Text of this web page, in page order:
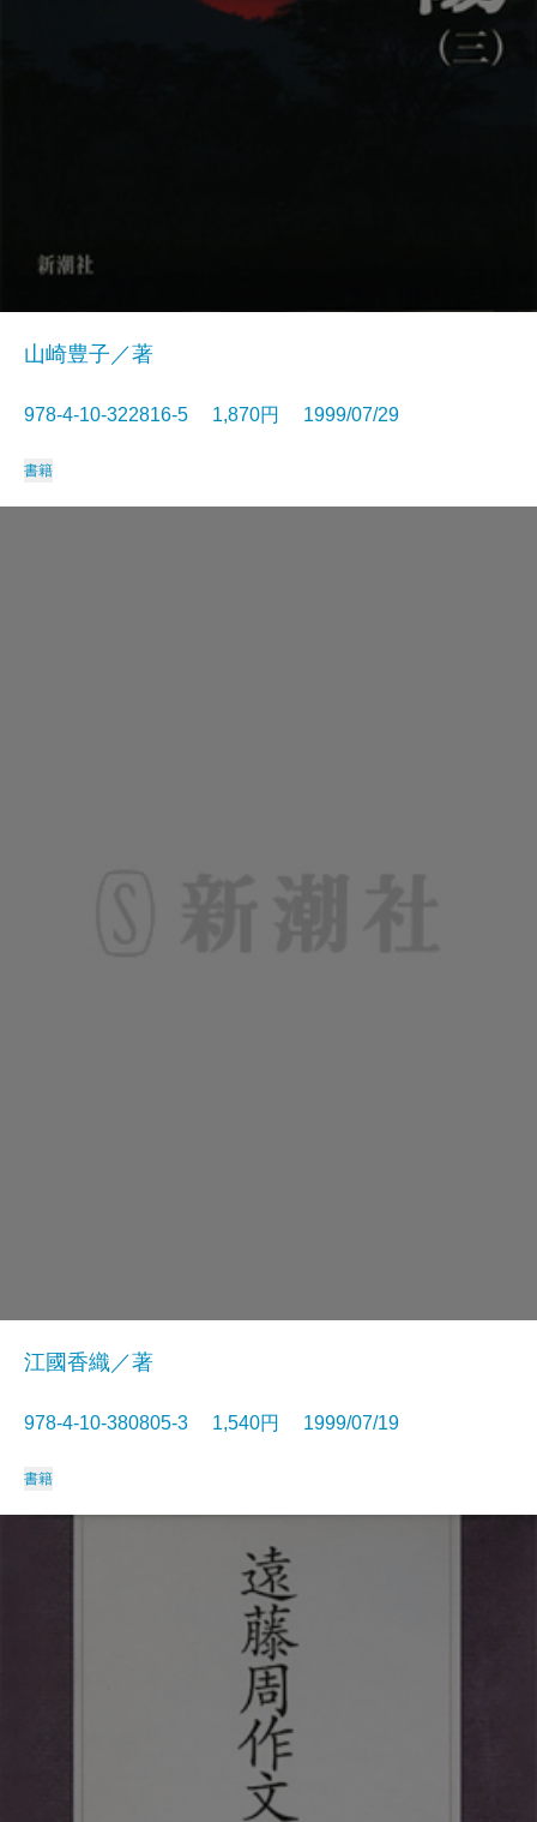
山崎豊子／著
978-4-10-322816-5 1,870円 1999/07/29
書籍
江國香織／著
978-4-10-380805-3 1,540円 1999/07/19
書籍